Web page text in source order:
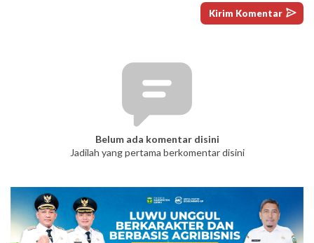
Belum ada komentar disini
Jadilah yang pertama berkomentar disini